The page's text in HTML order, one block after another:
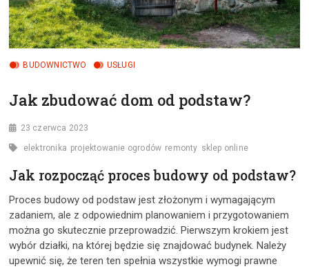
BUDOWNICTWO USŁUGI
Jak zbudować dom od podstaw?
23 czerwca 2023
elektronika projektowanie ogrodów remonty sklep online
Jak rozpocząć proces budowy od podstaw?
Proces budowy od podstaw jest złożonym i wymagającym
zadaniem, ale z odpowiednim planowaniem i przygotowaniem
można go skutecznie przeprowadzić. Pierwszym krokiem jest
wybór działki, na której będzie się znajdować budynek. Należy
upewnić się, że teren ten spełnia wszystkie wymogi prawne